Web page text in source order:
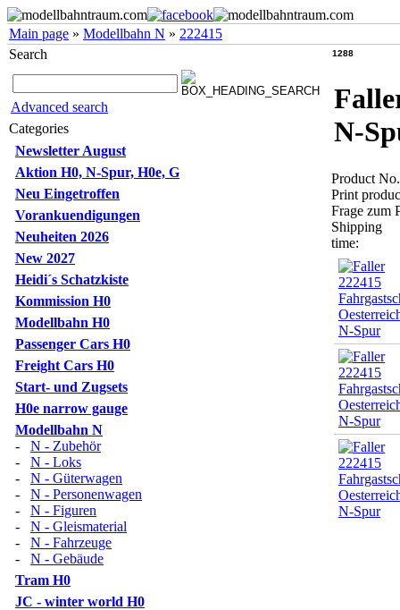
Main page » Modellbahn N » 222415
Search
Advanced search
Categories
Newsletter August
Aktion H0, N-Spur, H0e, G
Neu Eingetroffen
Vorankuendigungen
Neuheiten 2026
New 2027
Heidi´s Schatzkiste
Kommission H0
Modellbahn H0
Passenger Cars H0
Freight Cars H0
Start- und Zugsets
H0e narrow gauge
Modellbahn N
- N - Zubehör
- N - Loks
- N - Güterwagen
- N - Personenwagen
- N - Figuren
- N - Gleismaterial
- N - Fahrzeuge
- N - Gebäude
Tram H0
JC - winter world H0
1288
N-
Product
Print
Frage zum
Shipping
time: